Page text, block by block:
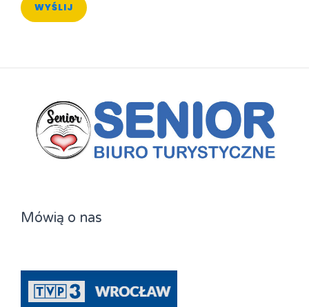
WYŚLIJ
Mówią o nas